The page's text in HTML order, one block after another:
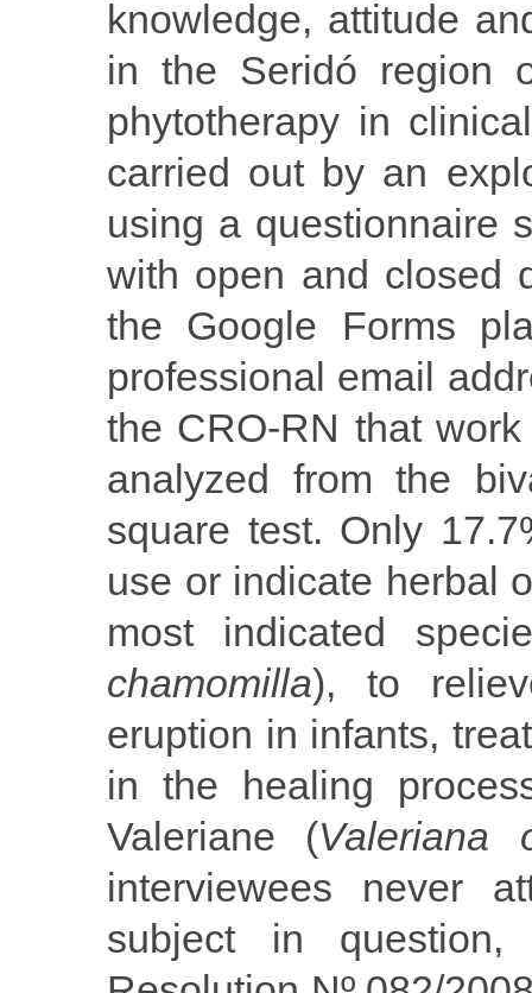
knowledge, attitude
in the Seridó region
phytotherapy in
carried out by an
using a questionnaire
with open and closed
the Google Forms
professional email
the CRO-RN that
analyzed from the
square test. Only
use or indicate herbal
most indicated
chamomilla), to
eruption in infants,
in the healing
Valeriane (Valeriana
interviewees never
subject in